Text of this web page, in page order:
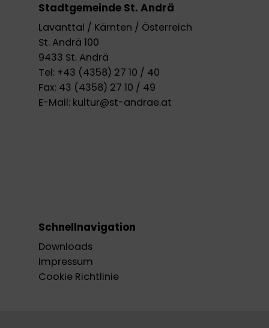
Stadtgemeinde St. Andrä
Lavanttal / Kärnten / Österreich
St. Andrä 100
9433 St. Andrä
Tel: +43 (4358) 27 10 / 40
Fax: 43 (4358) 27 10 / 49
E-Mail: kultur@st-andrae.at
Schnellnavigation
Downloads
Impressum
Cookie Richtlinie